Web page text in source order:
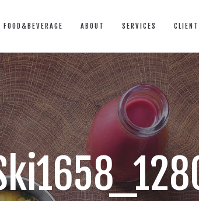
FOOD&BEVERAGE ABOUT SERVICES